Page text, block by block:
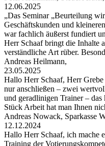
12.06.2025
„Das Seminar „Beurteilung
Geschäftskunden und
war fachlich äußerst fundiert
Herr Schaaf bringt die Inhalte
verständliche Art rüber.
Andreas Heilmann,
23.05.2025
Hallo Herr Schaaf, Herr
nur anschließen – zwei
und geradlinigen Trainer –
Stück Arbeit hat man Ihnen
Andreas Nowack, Sparkasse
12.12.2024
Hallo Herr Schaaf, ich mache
Training der